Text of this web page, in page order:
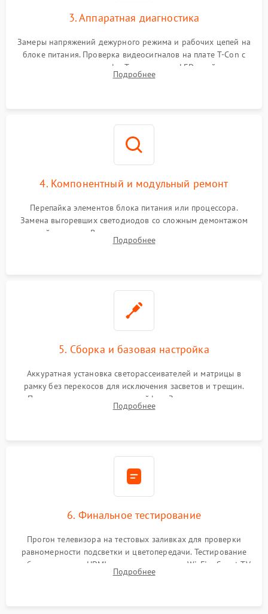
3. Аппаратная диагностика
Замеры напряжений дежурного режима и рабочих цепей на
блоке питания. Проверка видеосигналов на плате T-Con с
помощью осциллографа. Тестирование LED-драйвера и
светодиодных планок подсветки мультиметром.
Подробнее
4. Компонентный и модульный ремонт
Перепайка элементов блока питания или процессора.
Замена выгоревших светодиодов со сложным демонтажом
хрупкой матрицы. Восстановление поврежденных дорожек,
прошивка микросхем памяти EEPROM
Подробнее
5. Сборка и базовая настройка
Аккуратная установка светорассеивателей и матрицы в
рамку без перекосов для исключения засветов и трещин.
Подключение внутренних шлейфов. Закрытие корпуса.
Сброс настроек и обновление программного обеспечения.
Подробнее
6. Финальное тестирование
Прогон телевизора на тестовых заливках для проверки
равномерности подсветки и цветопередачи. Тестирование
работы разъемов HDMI, динамиков, модуля Wi-Fi и Smart TV
в рабочем режиме в течение нескольких часов.
Подробнее